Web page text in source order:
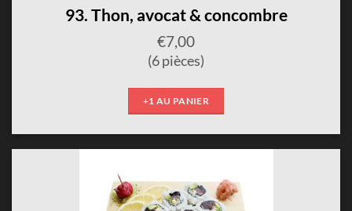
93. Thon, avocat & concombre
€7,00
(6 pièces)
+1 AU PANIER